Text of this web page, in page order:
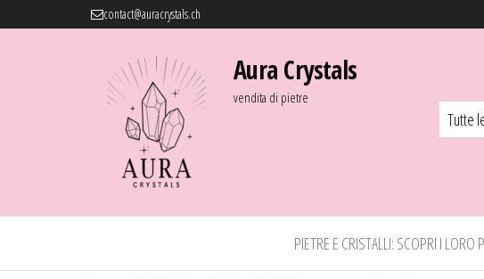
contact@auracrystals.ch
Aura Crystals
vendita di pietre
PIETRE E CRISTALLI: SCOPRI I LORO